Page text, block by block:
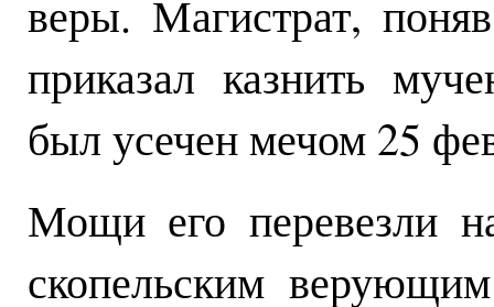
веры. Магистрат,
приказал казнить
был усечен мечом 25
Мощи его перевезли
скопельским